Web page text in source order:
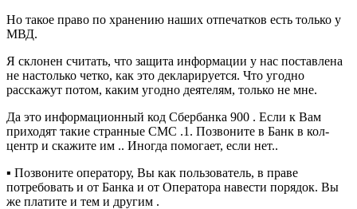
Но такое право по хранению наших отпечатков есть только у
МВД.
Я склонен считать, что защита информации у нас поставлена
не настолько четко, как это декларируется. Что угодно
расскажут потом, каким угодно деятелям, только не мне.
Да это информационный код Сбербанка 900 . Если к Вам
приходят такие странные СМС .1. Позвоните в Банк в кол-
центр и скажите им .. Иногда помогает, если нет..
▪ Позвоните оператору, Вы как пользователь, в праве
потребовать и от Банка и от Оператора навести порядок. Вы
же платите и тем и другим .